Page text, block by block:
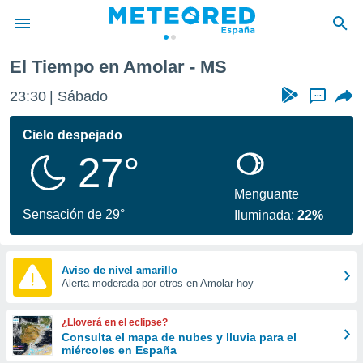
de
por
se
calidad.
a este
las
y
forma
digital
basada
El Tiempo en Amolar - MS
23:30 Sábado ...
Cielo despejado
27°
Sensación de 29°
Menguante
Iluminada:22%
Aviso de nivel amarillo
Alerta moderada por otros en Amolar hoy
¿Lloverá en el eclipse?
Consulta el mapa de nubes y lluvia para el
miércoles en España